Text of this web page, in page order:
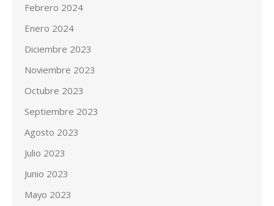
Febrero 2024
Enero 2024
Diciembre 2023
Noviembre 2023
Octubre 2023
Septiembre 2023
Agosto 2023
Julio 2023
Junio 2023
Mayo 2023